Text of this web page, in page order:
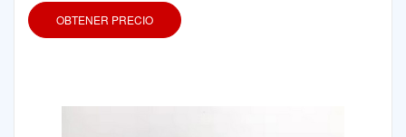
OBTENER PRECIO